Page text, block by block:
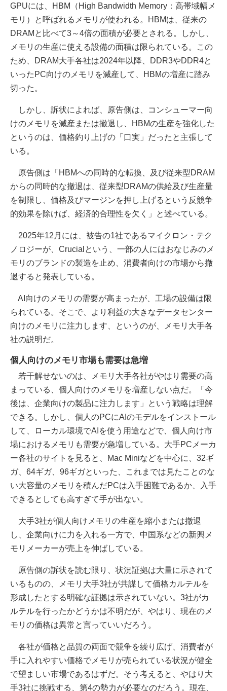
GPUには、HBM（High Bandwidth Memory：高帯域幅メ
モリ）と呼ばれるメモリが使われる。HBMは、従来の
DRAMと比べて3～4倍の面積が必要とされる。しかし、
メモリの生産に使える設備の面積は限られている。この
ため、DRAM大手各社は2024年以降、DDR3やDDR4と
いったPC向けのメモリを減産して、HBMの増産に踏み
切った。
しかし、訴状によれば、原告側は、コンシューマー向
けのメモリを減産または撤退し、HBMの生産を強化した
というのは、価格釣り上げの「口実」だったと主張して
いる。
原告側は「HBMへの同時的な転換、及び従来型DRAM
からの同時的な撤退は、従来型DRAMの供給及び生産量
を制限し、価格及びマージンを押し上げるという反競争
的効果を除けば、経済的合理性を欠く」と述べている。
2025年12月には、被告の1社であるマイクロン・テク
ノロジーが、Crucialという、一部の人にはおなじみのメ
モリのブランドの製造を止め、消費者向けの市場から撤
退すると発表している。
AI向けのメモリの需要が高まったが、工場の設備は限
られている。そこで、より利益の大きなデータセンター
向けのメモリに注力します、というのが、メモリ大手各
社の説明だ。
個人向けのメモリ市場も需要は急増
若干解せないのは、メモリ大手各社がやはり需要の高
まっている、個人向けのメモリを増産しない点だ。「今
後は、企業向けの製品に注力します」という戦略は理解
できる。しかし、個人のPCにAIのモデルをインストール
して、ローカル環境でAIを使う用途などで、個人向け市
場におけるメモリも需要が急増している。大手PCメーカ
ー各社のサイトを見ると、Mac Miniなどを中心に、32ギ
ガ、64ギガ、96ギガといった、これまでは見たことのな
い大容量のメモリを積んだPCは入手困難であるか、入手
できるとしても高すぎて手が出ない。
大手3社が個人向けメモリの生産を縮小または撤退
し、企業向けに力を入れる一方で、中国系などの新興メ
モリメーカーが売上を伸ばしている。
原告側の訴状を読む限り、状況証拠は大量に示されて
いるものの、メモリ大手3社が共謀して価格カルテルを
形成したとする明確な証拠は示されていない。3社がカ
ルテルを行ったかどうかは不明だが、やはり、現在のメ
モリの価格は異常と言っていいだろう。
各社が価格と品質の両面で競争を繰り広げ、消費者が
手に入れやすい価格でメモリが売られている状況が健全
で望ましい市場であるはずだ。そう考えると、やはり大
手3社に挑戦する、第4の勢力が必要なのだろう。現在、